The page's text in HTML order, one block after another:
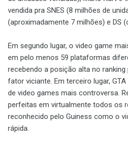
vendida pra SNES (8 milhões de
(aproximadamente 7 milhões) e DS
Em segundo lugar, o video game
em pelo menos 59 plataformas
recebendo a posição alta no
fator viciante. Em terceiro lugar,
de video games mais controversa.
perfeitas em virtualmente todos os
reconhecido pelo Guiness como o
rápida.